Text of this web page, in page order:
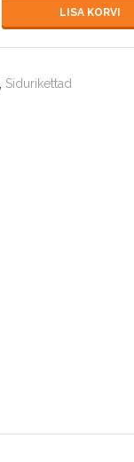
LISA KORVI
Sidurikettad